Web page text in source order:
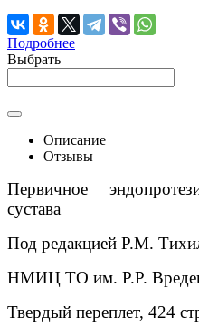
Подробнее
Выбрать
Описание
Отзывы
Первичное
сустава
Под редакцией Р.М.
НМИЦ ТО им. Р.Р.
Твердый переплет, 424